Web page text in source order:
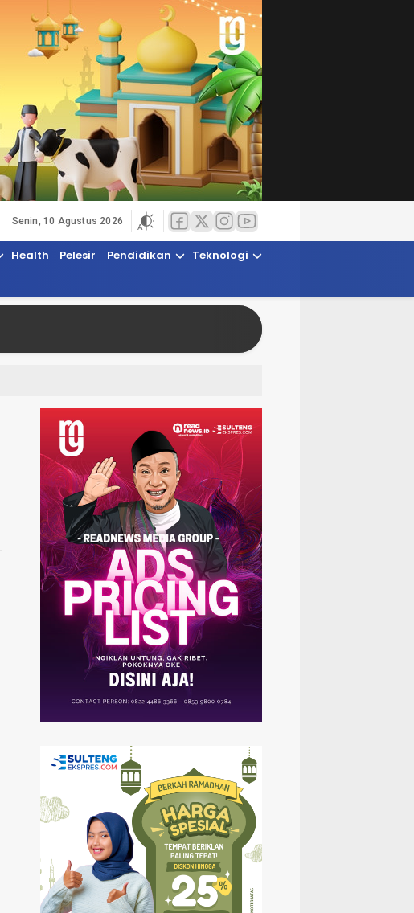
Senin, 10 Agustus 2026
Health Pelesir Pendidikan
Teknologi